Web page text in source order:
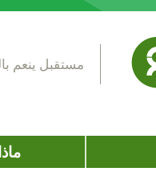
مستقبل ينعم